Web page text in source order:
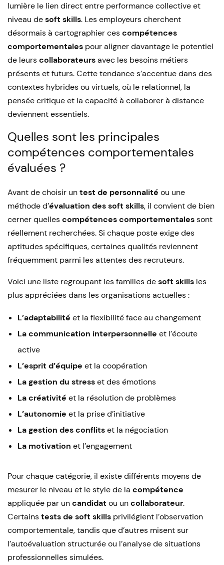
lumière le lien direct entre performance collective et
niveau desoft skills. Les employeurs cherchent
désormais à cartographier cescompétences
comportementales pour aligner davantage le potentiel
de leurscollaborateursavec les besoins métiers
présents et futurs. Cette tendance s’accentue dans des
contextes hybrides ou virtuels, où le relationnel, la
pensée critique et la capacité à collaborer à distance
deviennent essentiels.
Quelles sont les principales
compétences comportementales
évaluées ?
Avant de choisir untest de personnalité ou une
méthode d’évaluation des soft skills, il convient de bien
cerner quellescompétences comportementalessont
réellement recherchées. Si chaque poste exige des
aptitudes spécifiques, certaines qualités reviennent
fréquemment parmi les attentes des recruteurs.
Voici une liste regroupant les familles desoft skills les
plus appréciées dans les organisations actuelles :
L’adaptabilité et la flexibilité face au changement
La communication interpersonnelle et l’écoute
active
L’esprit d’équipe et la coopération
La gestion du stresset des émotions
La créativité et la résolution de problèmes
L’autonomie et la prise d’initiative
La gestion des conflitset la négociation
La motivation et l’engagement
Pour chaque catégorie, il existe différents moyens de
mesurer le niveau et le style de la compétence
appliquée par uncandidat ou uncollaborateur.
Certainstests de soft skills privilégient l’observation
comportementale, tandis que d’autres misent sur
l’autoévaluation structurée ou l’analyse de situations
professionnelles simulées.